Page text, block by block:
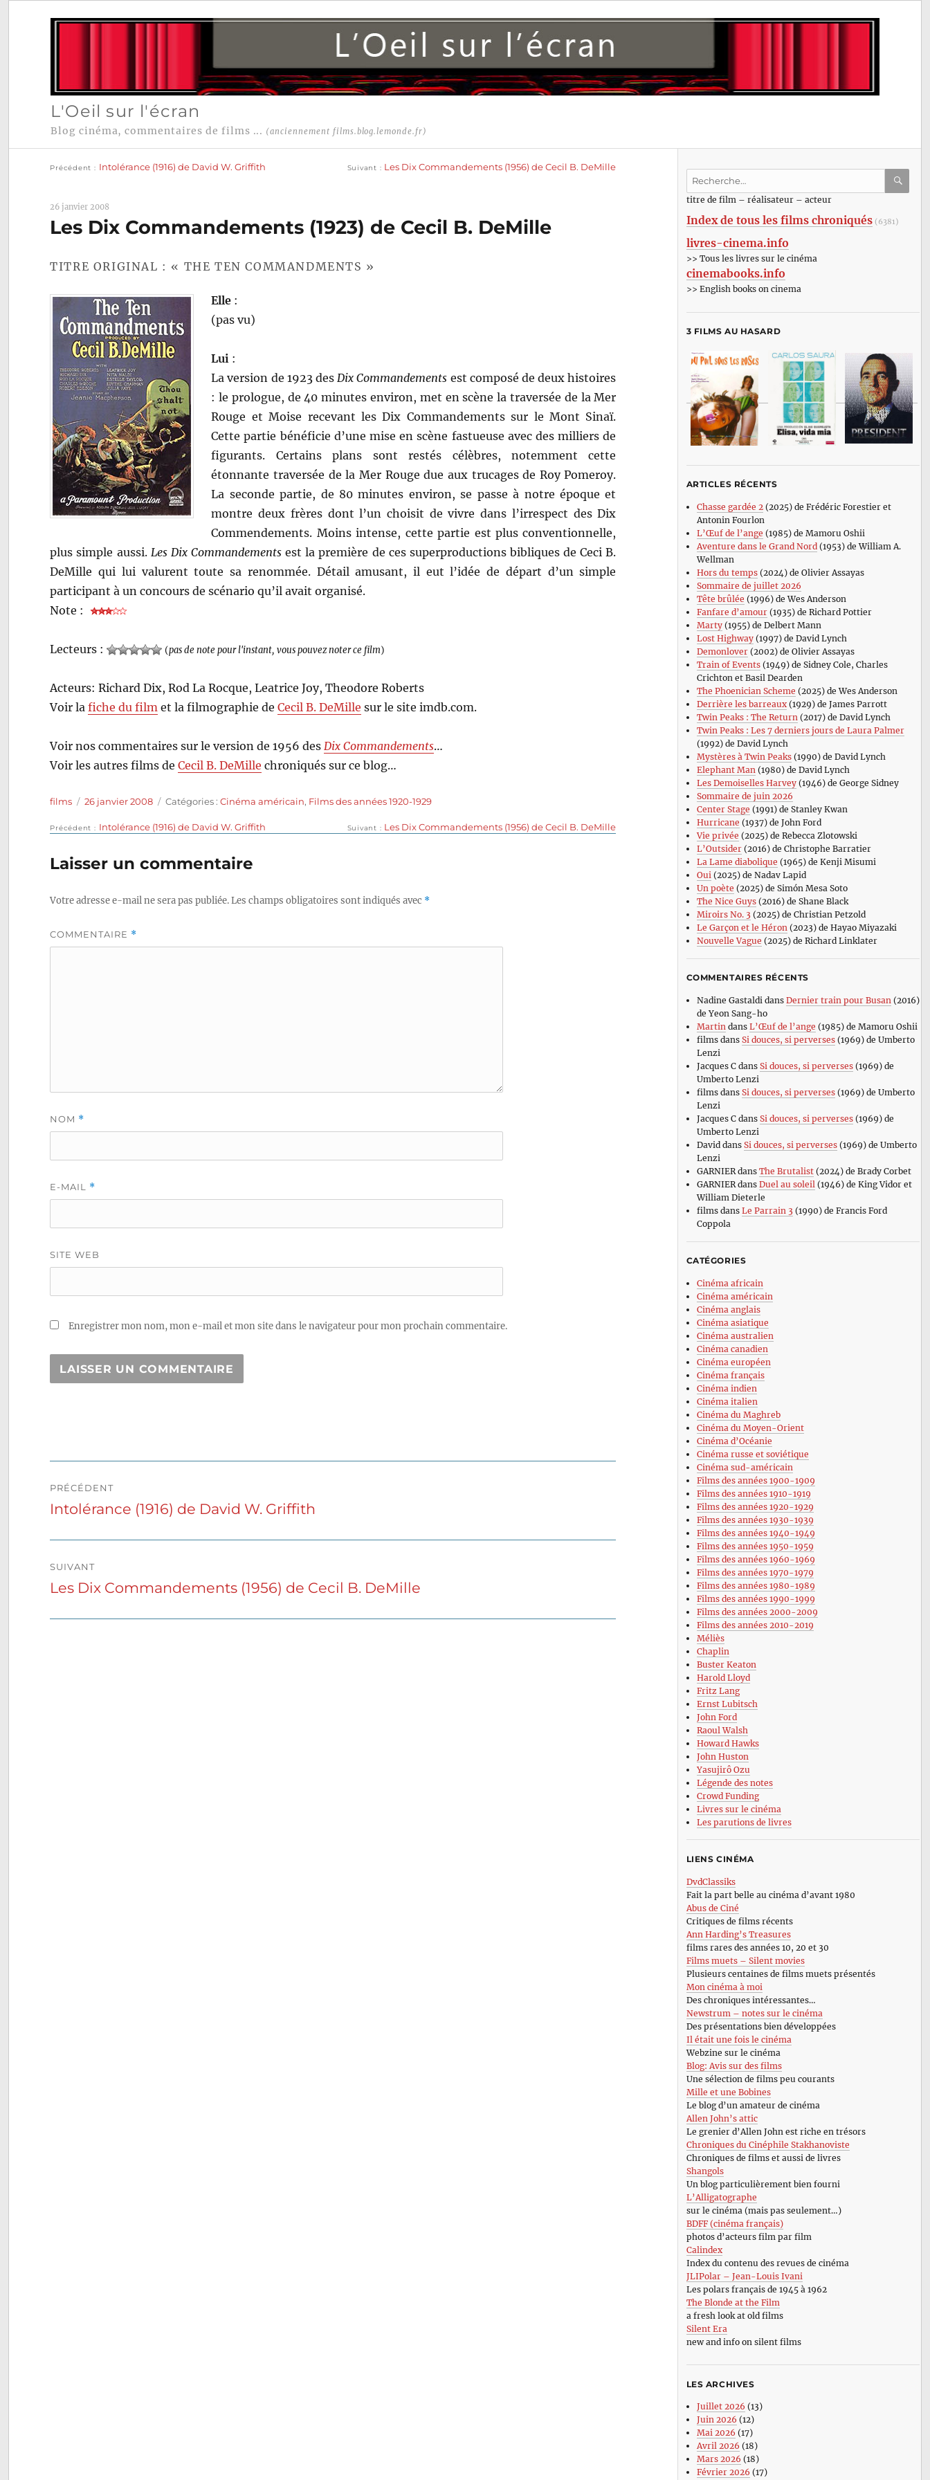
L'Oeil sur l'écran
Blog cinéma, commentaires de films ... (anciennement films.blog.lemonde.fr)
Navigation
l’article
Précédent Intolérance (1916) de David W. Griffith Suivant Les Dix Commandements (1956) de Cecil B. DeMille
26 janvier 2008
Les Dix Commandements (1923) de Cecil B. DeMille
TITRE ORIGINAL : « THE TEN COMMANDMENTS »
Elle :
(pas vu)
Lui :
La version de 1923 des Dix Commandements est composé de deux histoires
: le prologue, de 40 minutes environ, met en scène la traversée de la Mer
Rouge et Moise recevant les Dix Commandements sur le Mont Sinaï.
Cette partie bénéficie d’une mise en scène fastueuse avec des milliers de
figurants. Certains plans sont restés célèbres, notemment cette
étonnante traversée de la Mer Rouge due aux trucages de Roy Pomeroy.
La seconde partie, de 80 minutes environ, se passe à notre époque et
montre deux frères dont l’un choisit de vivre dans l’irrespect des Dix
Commendements. Moins intense, cette partie est plus conventionnelle,
plus simple aussi. Les Dix Commandements est la première de ces superproductions bibliques de Ceci B.
DeMille qui lui valurent toute sa renommée. Détail amusant, il eut l’idée de départ d’un simple
participant à un concours de scénario qu’il avait organisé.
Note :
Lecteurs : (pas de note pour l'instant, vous pouvez noter ce film)
Acteurs: Richard Dix, Rod La Rocque, Leatrice Joy, Theodore Roberts
Voir lafiche du film et la filmographie deCecil B. DeMille sur le site imdb.com.
Voir nos commentaires sur le version de 1956 des Dix Commandements…
Voir les autres films deCecil B. DeMille chroniqués sur ce blog…
Auteur
films
Publié
26 janvier 2008 Catégories
Catégories :Cinéma américain, Films des années 1920-1929
Navigation
de
l’article
Précédent
Publication
Intolérance (1916) de David W. Griffith Suivant
Publication
Les Dix Commandements (1956) de Cecil B. DeMille
Laisser un commentaire
Votre adresse e-mail ne sera pas publiée.Les champs obligatoires sont indiqués avec *
COMMENTAIRE *
NOM *
E-MAIL *
SITE WEB
Enregistrer mon nom, mon e-mail et mon site dans le navigateur pour mon prochain commentaire.
de
PRÉCÉDENT
Publication
Intolérance (1916) de David W. Griffith
SUIVANT
Publication
Les Dix Commandements (1956) de Cecil B. DeMille
Recherche
:titre de film – réalisateur – acteur
Index de tous les films chroniqués (6381)
livres-cinema.info
>> Tous les livres sur le cinéma
cinemabooks.info
>> English books on cinema
3 FILMS AU HASARD
ARTICLES RÉCENTS
Chasse gardée 2(2025) de Frédéric Forestier et
Antonin Fourlon
L’Œuf de l’ange (1985) de Mamoru Oshii
Aventure dans le Grand Nord(1953) de William A.
Wellman
Hors du temps(2024) de Olivier Assayas
Sommaire de juillet 2026
Tête brûlée (1996) de Wes Anderson
Fanfare d’amour(1935) de Richard Pottier
Marty(1955) de Delbert Mann
Lost Highway(1997) de David Lynch
Demonlover(2002) de Olivier Assayas
Train of Events(1949) de Sidney Cole, Charles
Crichton et Basil Dearden
The Phoenician Scheme (2025) de Wes Anderson
Derrière les barreaux(1929) de James Parrott
Twin Peaks : The Return(2017) de David Lynch
Twin Peaks : Les 7 derniers jours de Laura Palmer
(1992) de David Lynch
Mystères à Twin Peaks(1990) de David Lynch
Elephant Man(1980) de David Lynch
Les Demoiselles Harvey(1946) de George Sidney
Sommaire de juin 2026
Center Stage (1991) de Stanley Kwan
Hurricane (1937) de John Ford
Vie privée (2025) de Rebecca Zlotowski
L’Outsider(2016) de Christophe Barratier
La Lame diabolique (1965) de Kenji Misumi
Oui(2025) de Nadav Lapid
Un poète (2025) de Simón Mesa Soto
The Nice Guys(2016) de Shane Black
Miroirs No. 3 (2025) de Christian Petzold
Le Garçon et le Héron(2023) de Hayao Miyazaki
Nouvelle Vague (2025) de Richard Linklater
COMMENTAIRES RÉCENTS
Nadine Gastaldi dans Dernier train pour Busan (2016)
de Yeon Sang-ho
Martin dans L’Œuf de l’ange (1985) de Mamoru Oshii
filmsdans Si douces, si perverses(1969) de Umberto
Lenzi
Jacques Cdans Si douces, si perverses(1969) de
Umberto Lenzi
filmsdans Si douces, si perverses(1969) de Umberto
Lenzi
Jacques Cdans Si douces, si perverses(1969) de
Umberto Lenzi
David dans Si douces, si perverses(1969) de Umberto
Lenzi
GARNIERdans The Brutalist(2024) de Brady Corbet
GARNIERdans Duel au soleil (1946) de King Vidor et
William Dieterle
filmsdans Le Parrain 3 (1990) de Francis Ford
Coppola
CATÉGORIES
Cinéma africain
Cinéma américain
Cinéma anglais
Cinéma asiatique
Cinéma australien
Cinéma canadien
Cinéma européen
Cinéma français
Cinéma indien
Cinéma italien
Cinéma du Maghreb
Cinéma du Moyen-Orient
Cinéma d’Océanie
Cinéma russe et soviétique
Cinéma sud-américain
Films des années 1900-1909
Films des années 1910-1919
Films des années 1920-1929
Films des années 1930-1939
Films des années 1940-1949
Films des années 1950-1959
Films des années 1960-1969
Films des années 1970-1979
Films des années 1980-1989
Films des années 1990-1999
Films des années 2000-2009
Films des années 2010-2019
Méliès
Chaplin
Buster Keaton
Harold Lloyd
Fritz Lang
Ernst Lubitsch
John Ford
Raoul Walsh
Howard Hawks
John Huston
Yasujirô Ozu
Légende des notes
Crowd Funding
Livres sur le cinéma
Les parutions de livres
LIENS CINÉMA
DvdClassiks
Fait la part belle au cinéma d’avant 1980
Abus de Ciné
Critiques de films récents
Ann Harding’s Treasures
films rares des années 10, 20 et 30
Films muets – Silent movies
Plusieurs centaines de films muets présentés
Mon cinéma à moi
Des chroniques intéressantes…
Newstrum – notes sur le cinéma
Des présentations bien développées
Il était une fois le cinéma
Webzine sur le cinéma
Blog: Avis sur des films
Une sélection de films peu courants
Mille et une Bobines
Le blog d’un amateur de cinéma
Allen John’s attic
Le grenier d’Allen John est riche en trésors
Chroniques du Cinéphile Stakhanoviste
Chroniques de films et aussi de livres
Shangols
Un blog particulièrement bien fourni
L’Alligatographe
sur le cinéma (mais pas seulement…)
BDFF (cinéma français)
photos d’acteurs film par film
Calindex
Index du contenu des revues de cinéma
JLIPolar – Jean-Louis Ivani
Les polars français de 1945 à 1962
The Blonde at the Film
a fresh look at old films
Silent Era
new and info on silent films
LES ARCHIVES
Juillet 2026 (13)
Juin 2026 (12)
Mai 2026 (17)
Avril 2026 (18)
Mars 2026 (18)
Février 2026 (17)